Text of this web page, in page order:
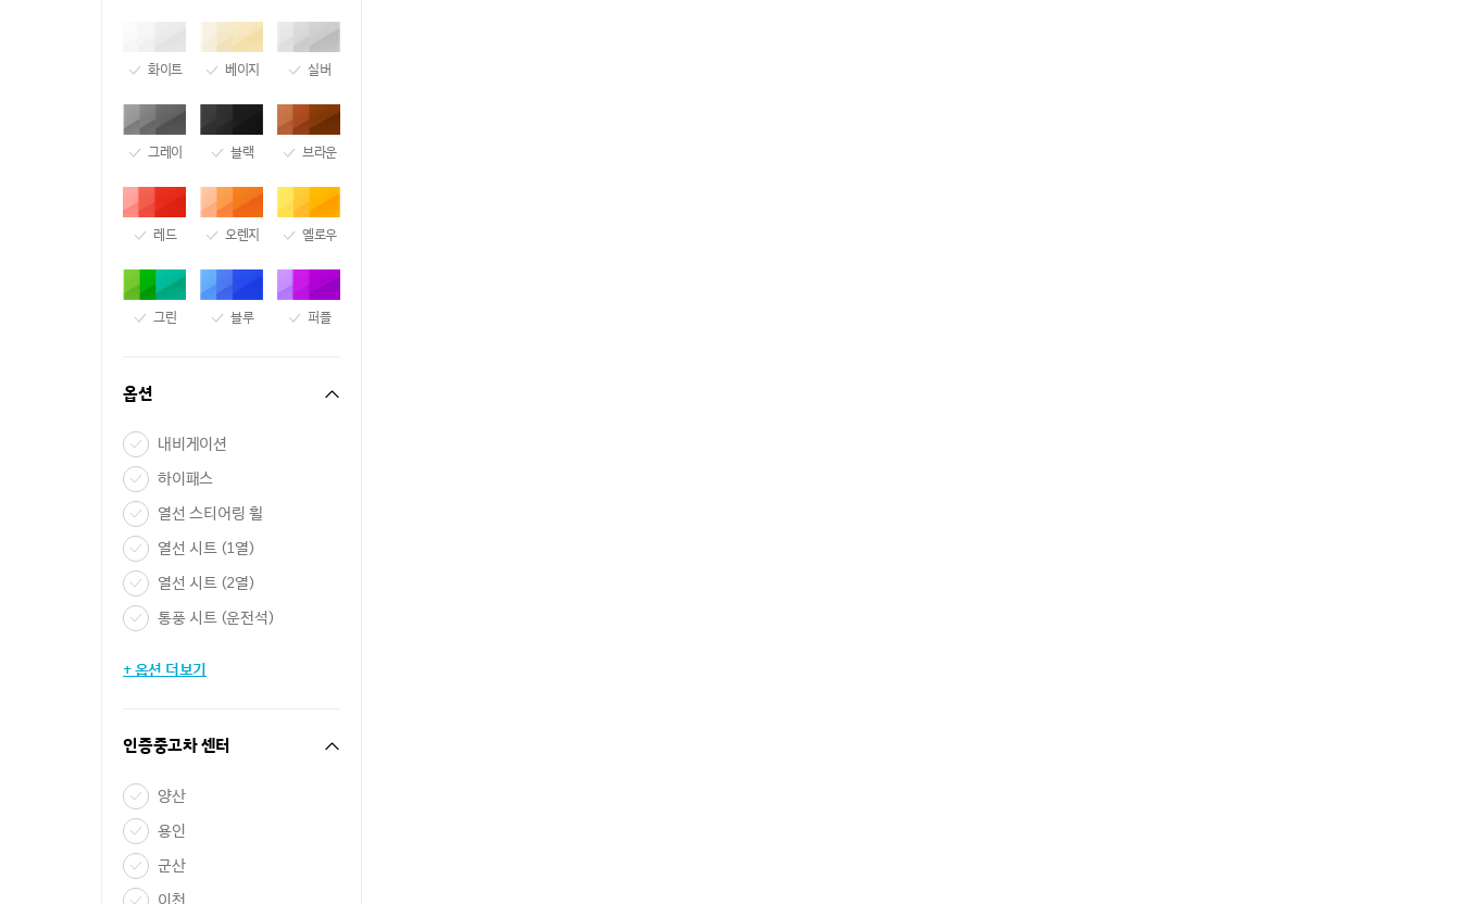
화이트 베이지 실버
그레이 블랙 브라운
레드 오렌지 옐로우
그린 블루 퍼플
옵션
내비게이션
하이패스
열선 스티어링 휠
열선 시트 (1열)
열선 시트 (2열)
통풍 시트 (운전석)
+ 옵션 더보기
인증중고차 센터
양산
용인
군산
이천